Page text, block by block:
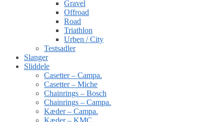
Gravel
Offroad
Road
Triathlon
Urben / City
Testsadler
Slanger
Sliddele
Casetter – Campa.
Casetter – Miche
Chainrings – Bosch
Chainrings – Campa.
Kæder – Campa.